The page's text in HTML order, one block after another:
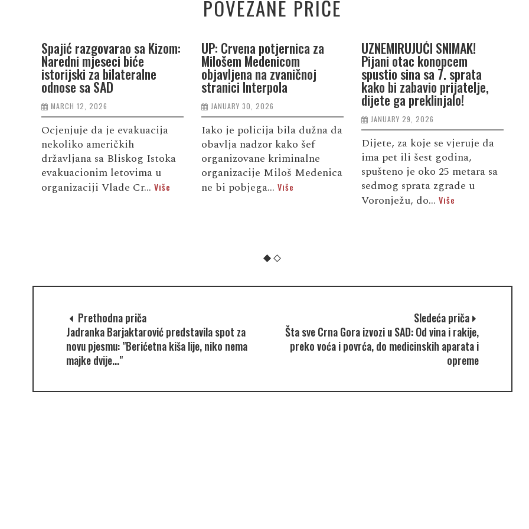
POVEZANE PRIČE
Spajić razgovarao sa Kizom:
Naredni mjeseci biće
istorijski za bilateralne
odnose sa SAD
MARCH 12, 2026
Ocjenjuje da je evakuacija
nekoliko američkih
državljana sa Bliskog Istoka
evakuacionim letovima u
organizaciji Vlade Cr... Više
UP: Crvena potjernica za
Milošem Medenicom
objavljena na zvaničnoj
stranici Interpola
JANUARY 30, 2026
Iako je policija bila dužna da
obavlja nadzor kako šef
organizovane kriminalne
organizacije Miloš Medenica
ne bi pobjega... Više
UZNEMIRUJUĆI SNIMAK!
Pijani otac konopcem
spustio sina sa 7. sprata
kako bi zabavio prijatelje,
dijete ga preklinjalo!
JANUARY 29, 2026
Dijete, za koje se vjeruje da
ima pet ili šest godina,
spušteno je oko 25 metara sa
sedmog sprata zgrade u
Voronježu, do... Više
Prethodna priča
Jadranka Barjaktarović predstavila spot za
novu pjesmu: "Berićetna kiša lije, niko nema
majke dvije..."
Sledeća priča
Šta sve Crna Gora izvozi u SAD: Od vina i rakije,
preko voća i povrća, do medicinskih aparata i
opreme